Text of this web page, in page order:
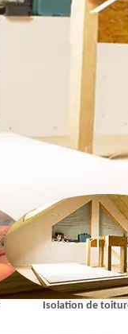
Isolation de